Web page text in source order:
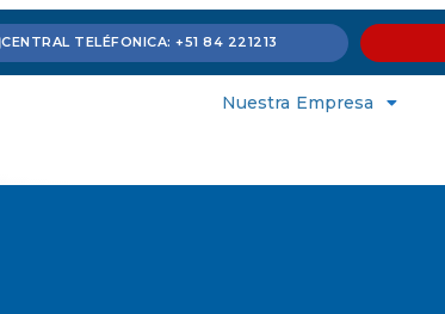
CENTRAL TELÉFONICA: +51 84 221213
Nuestra Empresa